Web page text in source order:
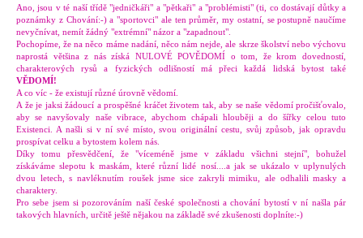
Ano, jsou v té naší třídě "jedničkáři" a "pětkaři" a "problémisti" (ti, co dostávají důtky a
poznámky z Chování:-) a "sportovci" ale ten průměr, my ostatní, se postupně naučíme
nevyčnívat, nemít žádný "extrémní" názor a "zapadnout".
Pochopíme, že na něco máme nadání, něco nám nejde, ale skrze školství nebo výchovu
naprostá většina z nás získá NULOVÉ POVĚDOMÍ o tom, že krom dovedností,
charakterových rysů a fyzických odlišností má přeci každá lidská bytost také
VĚDOMÍ!
A co víc - že existují různé úrovně vědomí.
A že je jaksi žádoucí a prospěšné kráčet životem tak, aby se naše vědomí pročišťovalo,
aby se navyšovaly naše vibrace, abychom chápali hlouběji a do šířky celou tuto
Existenci. A našli si v ní své místo, svou originální cestu, svůj způsob, jak opravdu
prospívat celku a bytostem kolem nás.
Díky tomu přesvědčení, že "víceméně jsme v základu všichni stejní", bohužel
získáváme slepotu k maskám, které různí lidé nosí....a jak se ukázalo v uplynulých
dvou letech, s navléknutím roušek jsme sice zakryli mimiku, ale odhalili masky a
charaktery.
Pro sebe jsem si pozorováním naší české společnosti a chování bytostí v ní našla pár
takových hlavních, určitě ještě nějakou na základě své zkušenosti doplníte:-)